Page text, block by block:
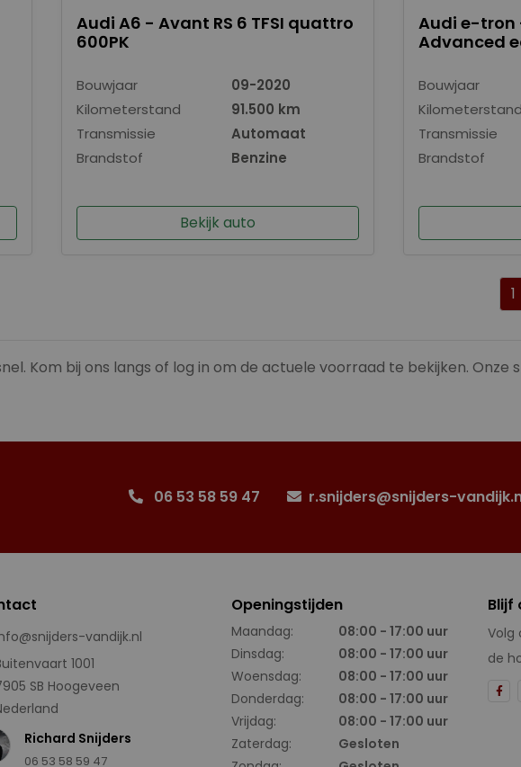
Audi A6 - Avant RS 6 TFSI quattro
600PK
Bouwjaar
09-2020
Kilometerstand
91.500 km
Transmissie
Automaat
Brandstof
Benzine
Bekijk auto
Audi e-
Advanced
Bouwjaar
Kilometerstand
Transmissie
Brandstof
1
Kom bij ons langs of log in om de actuele voorraad te bekijken. Onze
06 53 58 59 47 r.snijders@snijders-
vandijk.nl
1001
SB Hoogeveen
Richard Snijders
06 53 58 59 47
Openingstijden
Maandag:
08:00 - 17:00 uur
Dinsdag:
08:00 - 17:00 uur
Woensdag:
08:00 - 17:00 uur
Donderdag:
08:00 - 17:00 uur
Vrijdag:
08:00 - 17:00 uur
Zaterdag:
Gesloten
Blijf
Volg
de